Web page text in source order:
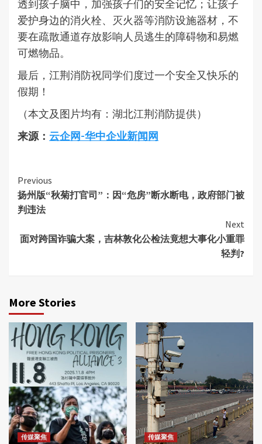
透到孩子脑中，加强孩子们的安全记忆；让孩子
爱护身边的消火栓、灭火器等消防设施器材，不
要在疏散通道存放影响人员逃生的障碍物和易燃
可燃物品。
最后，江荆消防祝同学们度过一个安全又快乐的
假期！
（本文及图片均有：湖北江荆消防提供）
来源： 云企网-华中企业新闻网
Continue
Reading
Previous
扬州版“秋菊打官司”：因“危房”断水断电，政府部门被
判违法
Next
面对跨国诈骗大案，吉林敦化公检法竟想大事化小重罪
轻判?
More Stories
传媒聚焦 传媒聚焦